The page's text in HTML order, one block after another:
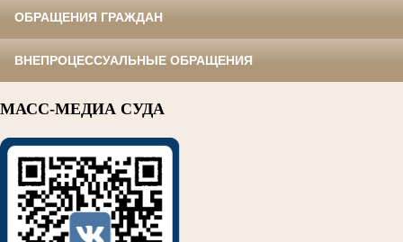
ОБРАЩЕНИЯ ГРАЖДАН
ВНЕПРОЦЕССУАЛЬНЫЕ ОБРАЩЕНИЯ
МАСС-МЕДИА СУДА